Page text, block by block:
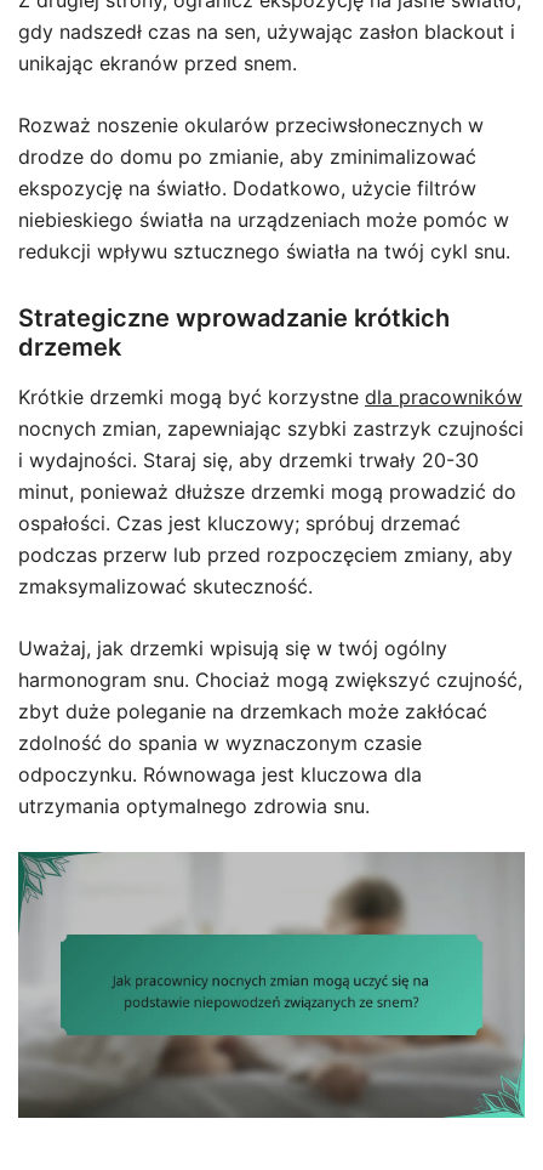
gdy nadszedł czas na sen, używając zasłon blackout i
unikając ekranów przed snem.
Rozważ noszenie okularów przeciwsłonecznych w
drodze do domu po zmianie, aby zminimalizować
ekspozycję na światło. Dodatkowo, użycie filtrów
niebieskiego światła na urządzeniach może pomóc w
redukcji wpływu sztucznego światła na twój cykl snu.
Strategiczne wprowadzanie krótkich
drzemek
Krótkie drzemki mogą być korzystne dla pracowników
nocnych zmian, zapewniając szybki zastrzyk czujności
i wydajności. Staraj się, aby drzemki trwały 20-30
minut, ponieważ dłuższe drzemki mogą prowadzić do
ospałości. Czas jest kluczowy; spróbuj drzemać
podczas przerw lub przed rozpoczęciem zmiany, aby
zmaksymalizować skuteczność.
Uważaj, jak drzemki wpisują się w twój ogólny
harmonogram snu. Chociaż mogą zwiększyć czujność,
zbyt duże poleganie na drzemkach może zakłócać
zdolność do spania w wyznaczonym czasie
odpoczynku. Równowaga jest kluczowa dla
utrzymania optymalnego zdrowia snu.